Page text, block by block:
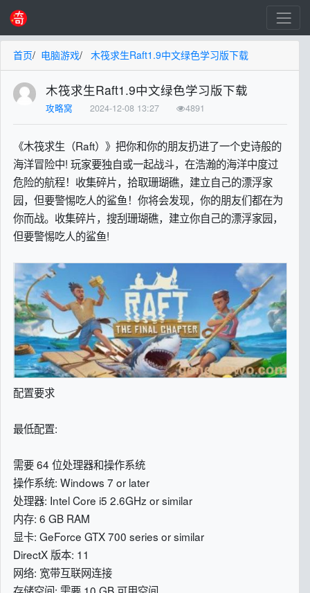
首页/ 电脑游戏/ 木筏求生Raft1.9中文绿色学习版下载
木筏求生Raft1.9中文绿色学习版下载
攻略窝 2024-12-08 13:27 4891
《木筏求生（Raft）》把你和你的朋友扔进了一个史诗般的
海洋冒险中! 玩家要独自或一起战斗，在浩瀚的海洋中度过
危险的航程！收集碎片，拾取珊瑚礁，建立自己的漂浮家
园，但要警惕吃人的鲨鱼！你将会发现，你的朋友们都在为
你而战。收集碎片，搜刮珊瑚礁，建立你自己的漂浮家园，
但要警惕吃人的鲨鱼!
配置要求
最低配置:
需要 64 位处理器和操作系统
操作系统: Windows 7 or later
处理器: Intel Core i5 2.6GHz or similar
内存: 6 GB RAM
显卡: GeForce GTX 700 series or similar
DirectX 版本: 11
网络: 宽带互联网连接